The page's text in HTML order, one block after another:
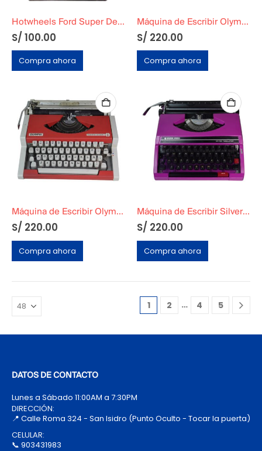
Hotwheels Ford Super Deluxe Cubierto de C4C4 Volver al Futuro 2
S/ 100.00
Compra ahora
Máquina de Escribir Olympia Royal-Brother
S/ 220.00
Compra ahora
Máquina de Escribir Olympia Traveller de Luxe
S/ 220.00
Compra ahora
Máquina de Escribir Silver-Reed SR 150 Tabulator
S/ 220.00
Compra ahora
1 2 … 4 5
DATOS DE CONTACTO
Lunes a Sábado 11:00AM a 7:30PM
DIRECCIÓN:
📍 Calle Roma 324 - San Isidro (Punto Oculto - Tocar la puerta)
CELULAR:
📞 903431983